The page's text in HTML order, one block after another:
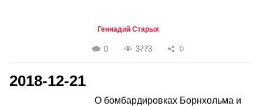
Геннадий Старых
0 3773 0
2018-12-21
О бомбардировках Борнхольма и